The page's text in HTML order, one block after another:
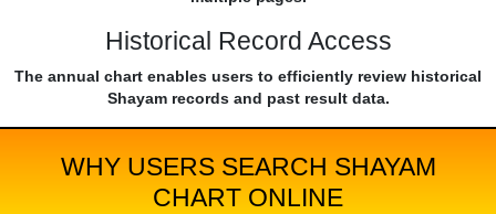
Historical Record Access
The annual chart enables users to efficiently review historical
Shayam records and past result data.
WHY USERS SEARCH SHAYAM
CHART ONLINE